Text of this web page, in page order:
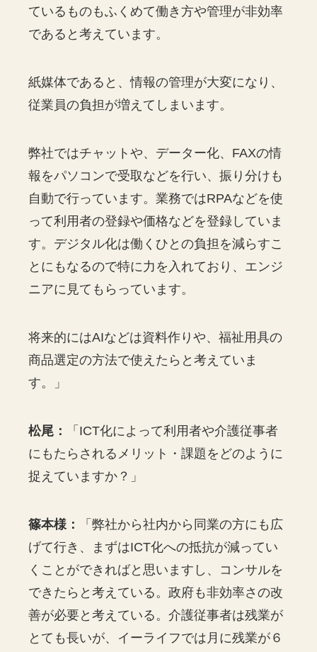
ているものもふくめて働き方や管理が非効率
であると考えています。
紙媒体であると、情報の管理が大変になり、
従業員の負担が増えてしまいます。
弊社ではチャットや、データー化、FAXの情
報をパソコンで受取などを行い、振り分けも
自動で行っています。業務ではRPAなどを使
って利用者の登録や価格などを登録していま
す。デジタル化は働くひとの負担を減らすこ
とにもなるので特に力を入れており、エンジ
ニアに見てもらっています。
将来的にはAIなどは資料作りや、福祉用具の
商品選定の方法で使えたらと考えていま
す。」
松尾：
「ICT化によって利用者や介護従事者
にもたらされるメリット・課題をどのように
捉えていますか？」
篠本様：
「弊社から社内から同業の方にも広
げて行き、まずはICT化への抵抗が減ってい
くことができればと思いますし、コンサルを
できたらと考えている。政府も非効率さの改
善が必要と考えている。介護従事者は残業が
とても長いが、イーライフでは月に残業が６